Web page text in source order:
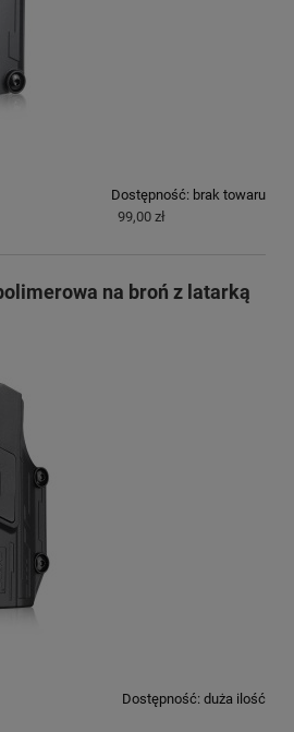
Dostępność: brak towaru
99,00 zł
na broń z latarką
Dostępność: duża ilość